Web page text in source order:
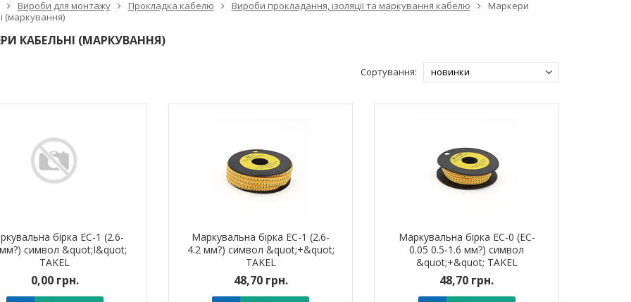
Вироби для монтажу Прокладка кабелю Вироби прокладання, iзоляції та маркування кабелю
Маркери
(маркування)
КАБЕЛЬНІ (МАРКУВАННЯ)
Сортування:
бірка ЕС-1 (2.6-
символ &quot;I&quot;
TAKEL
0,00 грн.
Маркувальна бірка ЕС-1 (2.6-
4.2 мм?) символ &quot;+&quot;
TAKEL
48,70 грн.
Маркувальна бірка ЕС-0 (EC-
0.05 0.5-1.6 мм?) символ
&quot;+&quot; TAKEL
48,70 грн.